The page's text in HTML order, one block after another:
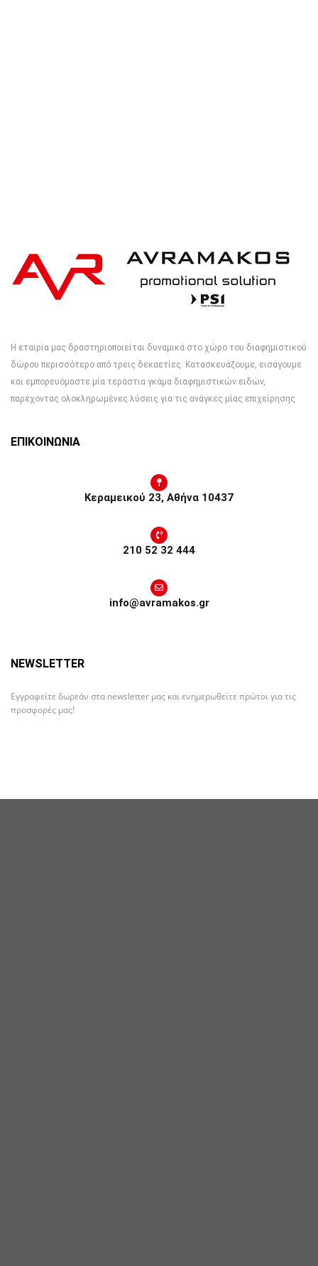
Η εταιρία μας δραστηριοποιείται δυναμικά στο χώρο του διαφημιστικού
δώρου περισσότερο από τρεις δεκαετίες. Κατασκευάζουμε, εισάγουμε
και εμπορευόμαστε μία τεράστια γκάμα διαφημιστικών ειδών,
παρέχοντας ολοκληρωμένες λύσεις για τις ανάγκες μίας επιχείρησης
ΕΠΙΚΟΙΝΩΝΙΑ
Κεραμεικού 23, Αθήνα 10437
210 52 32 444
info@avramakos.gr
NEWSLETTER
Εγγραφείτε δωρεάν στα newsletter μας και ενημερωθείτε πρώτοι για τις
προσφορές μας!